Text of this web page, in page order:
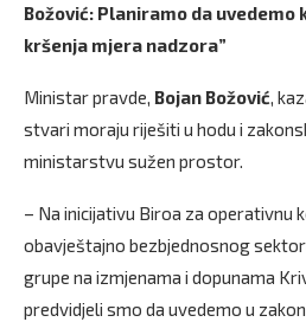
Božović: Planiramo da uvedemo
kršenja mjera nadzora”
Ministar pravde, Bojan Božović,
stvari moraju riješiti u hodu i
ministarstvu sužen prostor.
– Na inicijativu Biroa za operativnu
obavještajno bezbjednosnog
grupe na izmjenama i dopunama
predvidjeli smo da uvedemo u